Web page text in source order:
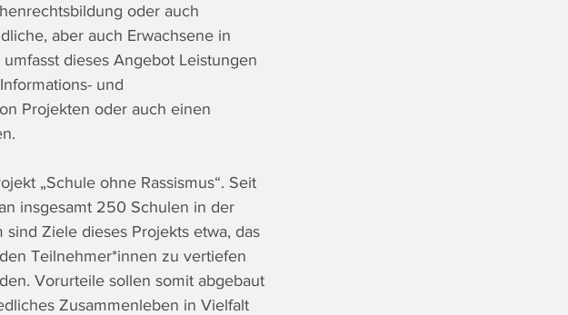
oder auch
aber auch Erwachsene in
dieses Angebot Leistungen
und
Projekten oder auch einen
„Schule ohne Rassismus“. Seit
insgesamt 250 Schulen in der
Ziele dieses Projekts etwa, das
Teilnehmer*innen zu vertiefen
Vorurteile sollen somit abgebaut
Zusammenleben in Vielfalt